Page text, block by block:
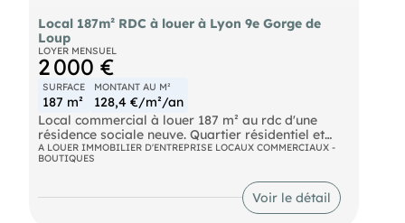
Local 187m² RDC à louer à Lyon 9e Gorge de
Loup
LOYER MENSUEL
2 000 €
SURFACE
187 m²
MONTANT AU M²
128,4 €/m²/an
Local commercial à louer 187 m² au rdc d'une
résidence sociale neuve. Quartier résidentiel et
tertiaire, à proximité de bureaux, d'une zone
d'activité, à quelques mètres de l'école J. Masset,
Montel, à 10min du métro VALMY 21 ml env. Local
coque vide brute à aménager, hors d'eau hors
A LOUER IMMOBILIER D'ENTREPRISE LOCAUX COMMERCIAUX -
BOUTIQUES
Voir le détail